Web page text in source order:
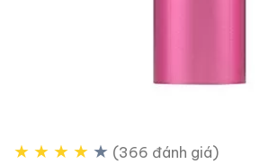
★ ★ ★ ★ ★ (366 đánh giá)